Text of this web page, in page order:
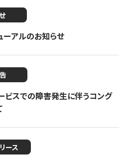
ーアルのお知らせ
ビスでの障害発生に伴うコング
ース